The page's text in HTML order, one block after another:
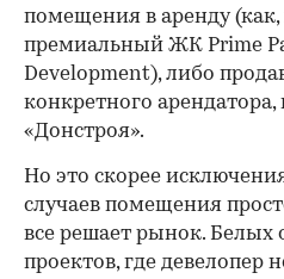
помещения в аренду
премиальный ЖК Prime
Development), либо
конкретного
«Донстроя».
Но это скорее
случаев помещения
все решает рынок. Белых
проектов, где девелопер